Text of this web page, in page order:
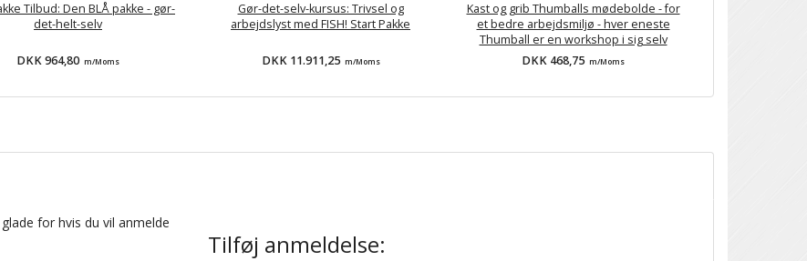
Tilbud: Den BLÅ pakke - gør-
det-helt-selv
DKK 964,80 m/Moms
Gør-det-selv-kursus: Trivsel og
arbejdslyst med FISH! Start Pakke
DKK 11.911,25 m/Moms
Kast og grib Thumballs mødebolde - for
et bedre arbejdsmiljø - hver eneste
Thumball er en workshop i sig selv
DKK 468,75 m/Moms
for hvis du vil anmelde
Tilføj anmeldelse: